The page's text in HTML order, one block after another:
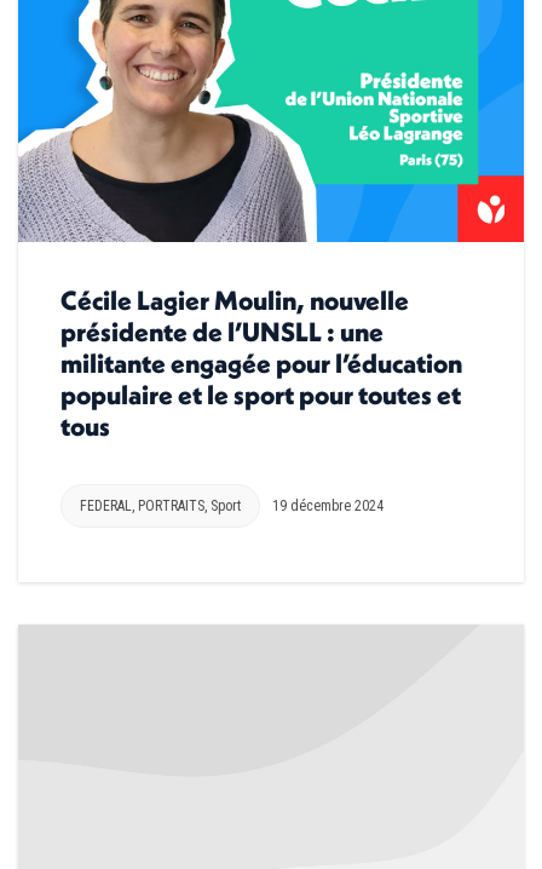
Cécile Lagier Moulin, nouvelle
présidente de l’UNSLL : une
militante engagée pour l’éducation
populaire et le sport pour toutes et
tous
FEDERAL, PORTRAITS, Sport 19 décembre 2024